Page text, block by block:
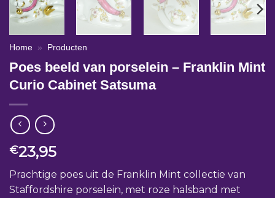
Home » Producten
Poes beeld van porselein – Franklin Mint
Curio Cabinet Satsuma
€23,95
Prachtige poes uit de Franklin Mint collectie van
Staffordshire porselein, met roze halsband met